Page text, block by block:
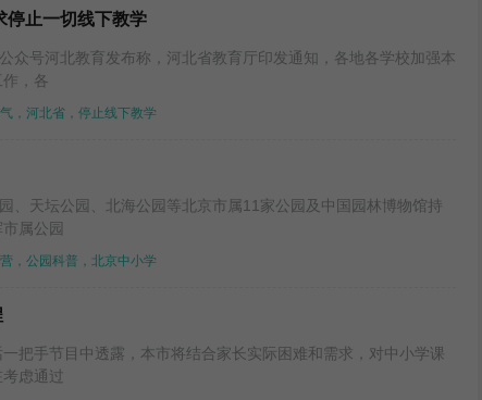
停止一切线下教学
众号河北教育发布称，河北省教育厅印发通知，各地各学校加强本
，各
，河北省，停止线下教学
、天坛公园、北海公园等北京市属11家公园及中国园林博物馆持
属公园
，公园科普，北京中小学
把手节目中透露，本市将结合家长实际困难和需求，对中小学课
虑通过